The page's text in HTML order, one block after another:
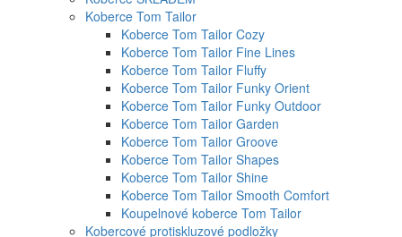
Koberce Tom Tailor
Koberce Tom Tailor Cozy
Koberce Tom Tailor Fine Lines
Koberce Tom Tailor Fluffy
Koberce Tom Tailor Funky Orient
Koberce Tom Tailor Funky Outdoor
Koberce Tom Tailor Garden
Koberce Tom Tailor Groove
Koberce Tom Tailor Shapes
Koberce Tom Tailor Shine
Koberce Tom Tailor Smooth Comfort
Koupelnové koberce Tom Tailor
Kobercové protiskluzové podložky